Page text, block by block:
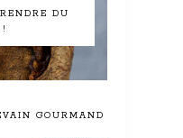
DU
GOURMAND »